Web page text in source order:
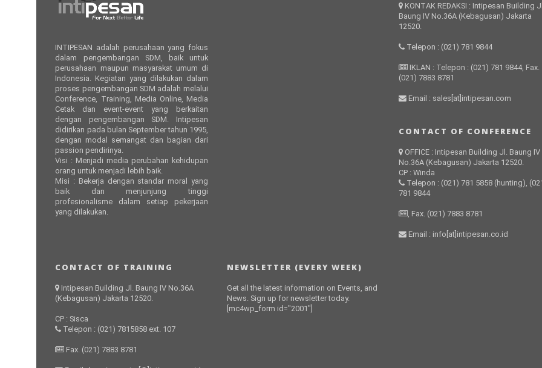
INTIPESAN adalah perusahaan yang fokus
dalam pengembangan SDM, baik untuk
perusahaan maupun masyarakat umum di
Indonesia. Kegiatan yang dilakukan dalam
proses pengembangan SDM adalah melalui
Conference, Training, Media Online, Media
Cetak dan event-event yang berkaitan
dengan pengembangan SDM. Intipesan
didirikan pada bulan September tahun 1995,
dengan modal semangat dan bagian dari
passion pendirinya.
Visi : Menjadi media perubahan kehidupan
orang untuk menjadi lebih baik.
Misi : Bekerja dengan standar moral yang
baik dan menjunjung tinggi
profesionalisme dalam setiap pekerjaan
yang dilakukan.
KONTAK REDAKSI : Intipesan Building
Baung IV No.36A (Kebagusan) Jakarta
12520.
Telepon : (021) 781 9844
IKLAN : Telepon : (021) 781 9844, Fax.
(021) 7883 8781
Email : sales[at]intipesan.com
CONTACT OF CONFERENCE
OFFICE : Intipesan Building Jl. Baung IV
No.36A (Kebagusan) Jakarta 12520.
CP : Winda
Telepon : (021) 781 5858 (hunting),
781 9844
, Fax. (021) 7883 8781
Email : info[at]intipesan.co.id
CONTACT OF TRAINING
Intipesan Building Jl. Baung IV No.36A
(Kebagusan) Jakarta 12520.
CP : Sisca
Telepon : (021) 7815858 ext. 107
Fax. (021) 7883 8781
NEWSLETTER (EVERY WEEK)
Get all the latest information on Events, and
News. Sign up for newsletter today.
[mc4wp_form id="2001"]